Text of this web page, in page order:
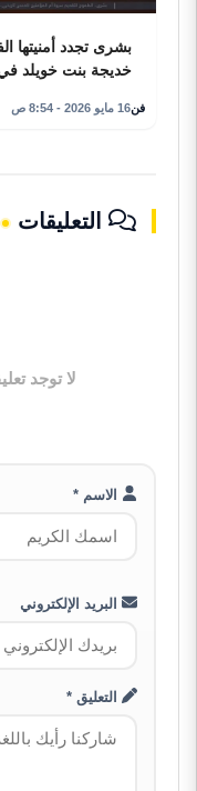
بشرى تجدد أمنيتها
خديجة بنت خويلد
فن16 مايو 2026 - 8:54 ص
التعليقات
لا توجد
الاسم *
البريد الإلكتروني
التعليق *